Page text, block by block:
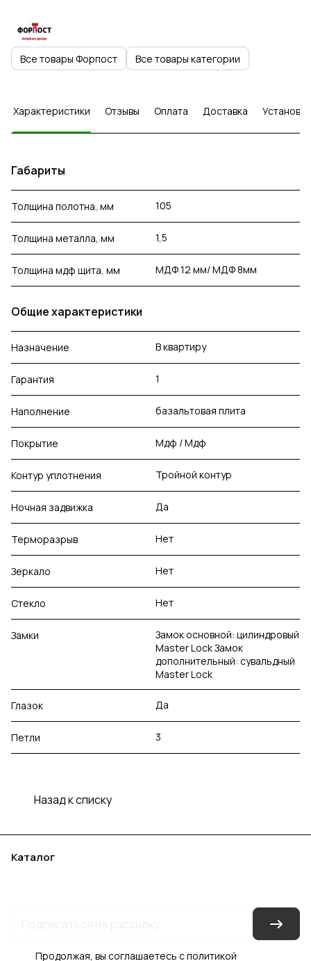
Все товары Форпост Все товары категории
Характеристики Отзывы Оплата Доставка Установка
Габариты
Толщина полотна, мм 105
Толщина металла, мм 1,5
Толщина мдф щита, мм МДФ 12 мм/ МДФ 8мм
Общие характеристики
Назначение В квартиру
Гарантия 1
Наполнение базальтовая плита
Покрытие Мдф / Мдф
Контур уплотнения Тройной контур
Ночная задвижка Да
Терморазрыв Нет
Зеркало Нет
Стекло Нет
Замки
Замок основной: цилиндровый
Master Lock Замок
дополнительный: сувальдный
Master Lock
Глазок Да
Петли 3
Назад к списку
Каталог
Продолжая, вы соглашаетесь сполитикой